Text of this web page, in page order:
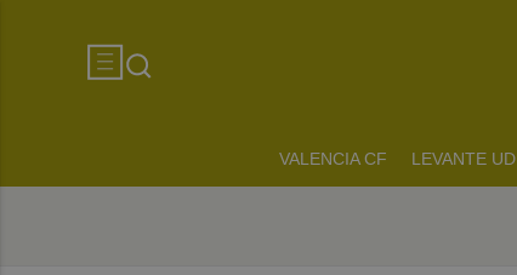
VALENCIA CF LEVANTE UD